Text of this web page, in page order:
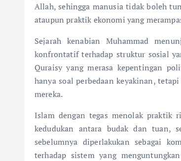
Allah, sehingga manusia tidak boleh
ataupun praktik ekonomi yang
Sejarah kenabian Muhammad
konfrontatif terhadap struktur sosial
Quraisy yang merasa kepentingan
hanya soal perbedaan keyakinan,
mereka.
Islam dengan tegas menolak praktik
kedudukan antara budak dan tuan,
sebelumnya diperlakukan sebagai
terhadap sistem yang